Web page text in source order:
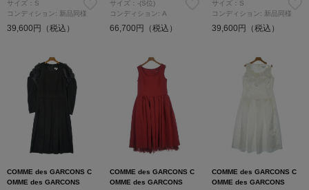
サイズ：S
コンディション: 新品同様
39,600円（税込）
サイズ：-(S位)
コンディション: A
66,700円（税込）
サイズ：S
コンディション: 新品同様
39,600円（税込）
COMME des GARCONS C
OMME des GARCONS
COMME des GARCONS C
OMME des GARCONS
COMME des GARCONS C
OMME des GARCONS